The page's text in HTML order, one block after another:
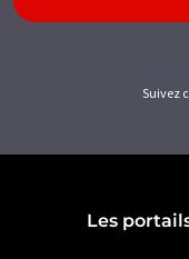
Suivez
Les